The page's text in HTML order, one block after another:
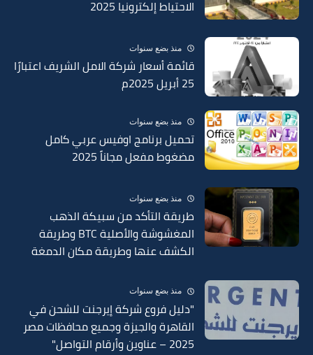
الاحتياط إلكترونيا 2025
منذ بضع سنوات
قائمة أسعار شركة الامل الشريف اعتبارًا
منذ بضع سنوات
تحميل برنامج اوفيس عربي كامل
مضغوط مفعل مجاناً 2025
منذ بضع سنوات
طريقة التأكد من سبيكة الذهب
المغشوشة والأصلية BTC وطريقة
الكشف عنها وطريقة مكان الدمغة
منذ بضع سنوات
"دليل فروع شركة إيرجنت للشحن في
القاهرة والجيزة وجميع محافظات مصر
2025 – عناوين وأرقام التواصل"